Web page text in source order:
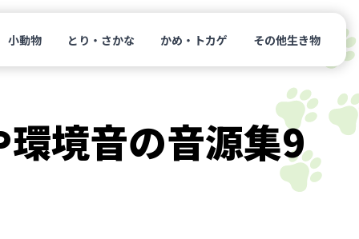
小動物 とり・さかな かめ・トカゲ その他生き物
境音の音源集9